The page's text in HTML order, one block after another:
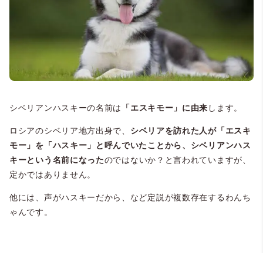
シベリアンハスキーの名前は 「エスキモー」に由来 します。
ロシアのシベリア地方出身で、 シベリアを訪れた人が「エスキ
モー」を「ハスキー」と呼んでいたことから、シベリアンハス
キーという名前になったのではないか？と言われていますが、
定かではありません。
他には、声がハスキーだから、など定説が複数存在するわんち
ゃんです。